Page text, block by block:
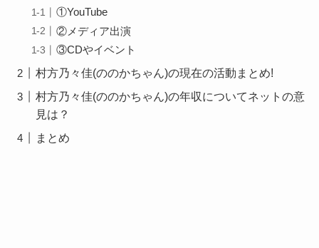
①YouTube
②メディア出演
③CDやイベント
村方乃々佳(ののかちゃん)の現在の活動まとめ!
村方乃々佳(ののかちゃん)の年収についてネットの意
見は？
まとめ